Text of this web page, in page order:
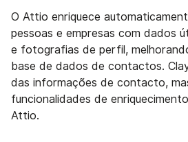
O Attio enriquece
pessoas e empresas com dados
e fotografias de perfil,
base de dados de contactos.
das informações de contacto,
funcionalidades de
Attio.